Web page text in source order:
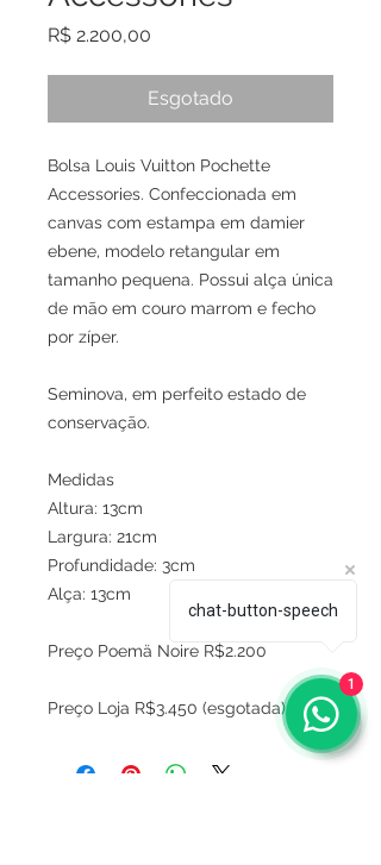
R$ 2.200,00
Esgotado
Bolsa Louis Vuitton Pochette
Accessories. Confeccionada em
canvas com estampa em damier
ebene, modelo retangular em
tamanho pequena. Possui alça única
de mão em couro marrom e fecho
por zíper.
Seminova, em perfeito estado de
conservação.
Medidas
Altura: 13cm
Largura: 21cm
Profundidade: 3cm
Alça: 13cm
Preço Poemä Noire R$2.200
Preço Loja R$3.450 (esgotada)
chat-button-speech
1